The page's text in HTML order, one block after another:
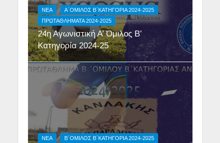
NEA
Α΄ΟΜΙΛΟΣ Β΄ΚΑΤΗΓΟΡΙΑ 2024-2025
ΠΡΩΤΑΘΛΗΜΑΤΑ 2024-2025
24η Αγωνιστική Α’ Όμιλος Β’
Κατηγορία 2024-25
NEA
Β΄ΟΜΙΛΟΣ Β΄ΚΑΤΗΓΟΡΙΑ 2024-2025